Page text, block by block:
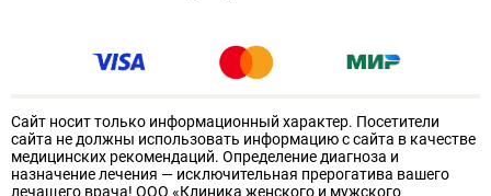
Сайт носит только информационный характер. Посетители
сайта не должны использовать информацию с сайта в качестве
медицинских рекомендаций. Определение диагноза и
назначение лечения — исключительная прерогатива вашего
лечащего врача! ООО «Клиника женского и мужского